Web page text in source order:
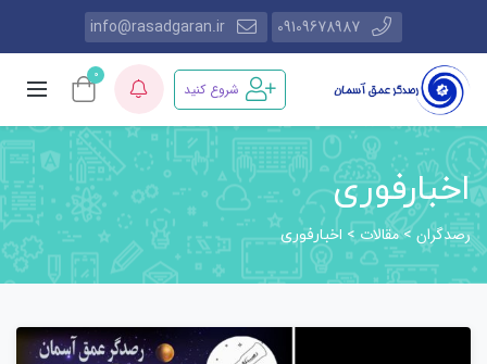
09109678987
info@rasadgaran.ir
شروع کنید
0
اخبارفوری
رصدگران>مقالات> اخبارفوری